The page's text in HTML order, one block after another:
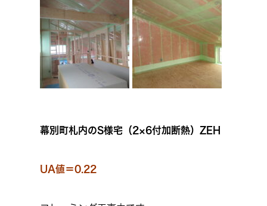
幕別町札内のS様宅（2×6付加断熱）ZEH
UA値＝0.22